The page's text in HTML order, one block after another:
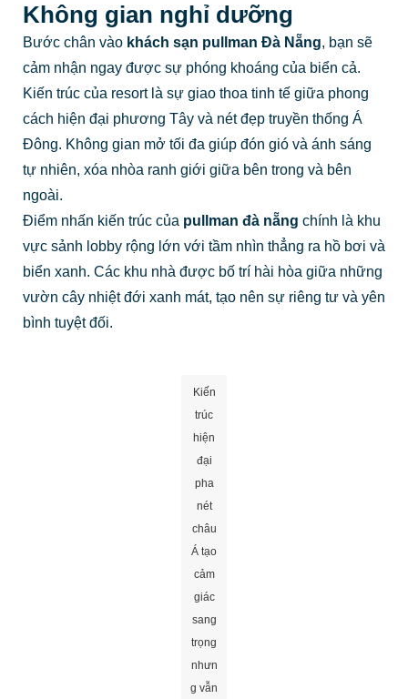
Không gian nghỉ dưỡng
Bước chân vào khách sạn pullman Đà Nẵng, bạn sẽ
cảm nhận ngay được sự phóng khoáng của biển cả.
Kiến trúc của resort là sự giao thoa tinh tế giữa phong
cách hiện đại phương Tây và nét đẹp truyền thống Á
Đông. Không gian mở tối đa giúp đón gió và ánh sáng
tự nhiên, xóa nhòa ranh giới giữa bên trong và bên
ngoài.
Điểm nhấn kiến trúc của pullman đà nẵng chính là khu
vực sảnh lobby rộng lớn với tầm nhìn thẳng ra hồ bơi và
biển xanh. Các khu nhà được bố trí hài hòa giữa những
vườn cây nhiệt đới xanh mát, tạo nên sự riêng tư và yên
bình tuyệt đối.
Kiến
trúc
hiện
đại
pha
nét
châu
Á tạo
cảm
giác
sang
trọng
nhưn
g vẫn